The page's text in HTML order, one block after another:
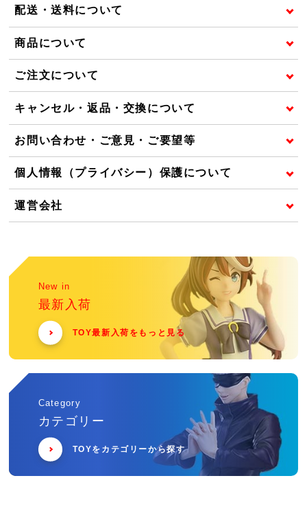
配送・送料について
商品について
ご注文について
キャンセル・返品・交換について
お問い合わせ・ご意見・ご要望等
個人情報（プライバシー）保護について
運営会社
New in
最新入荷
TOY最新入荷をもっと見る
Category
カテゴリー
TOYをカテゴリーから探す